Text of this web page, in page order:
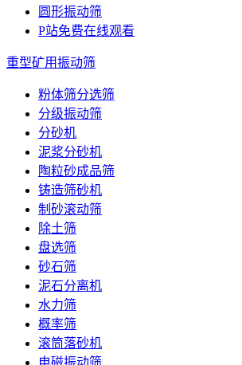
圆形振动筛
P站免费在线观看
重型矿用振动筛
粉体筛分选筛
分级振动筛
分砂机
泥浆分砂机
陶粒砂成品筛
铸造筛砂机
制砂滚动筛
除土筛
盘选筛
砂石筛
泥石分离机
水力筛
概率筛
滚筒落砂机
电磁振动筛